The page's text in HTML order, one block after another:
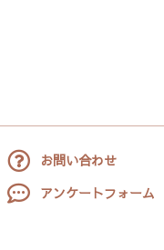
お問い合わせ
アンケートフォーム